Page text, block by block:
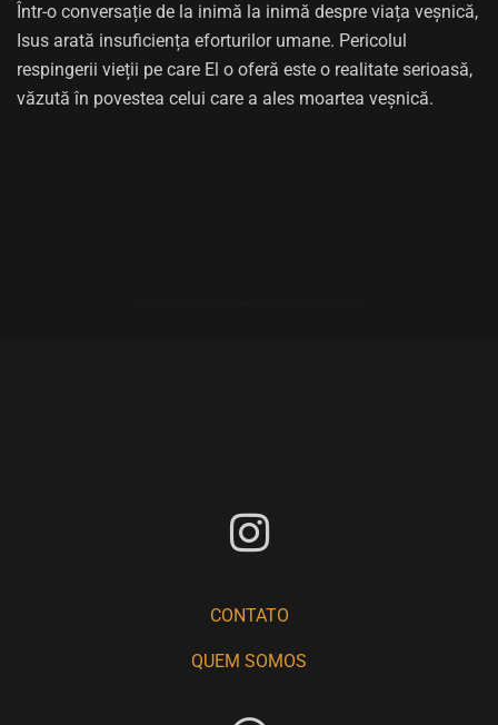
Într-o conversație de la inimă la inimă despre viața veșnică,
Isus arată insuficiența eforturilor umane. Pericolul
respingerii vieții pe care El o oferă este o realitate serioasă,
văzută în povestea celui care a ales moartea veșnică.
CONTATO
QUEM SOMOS